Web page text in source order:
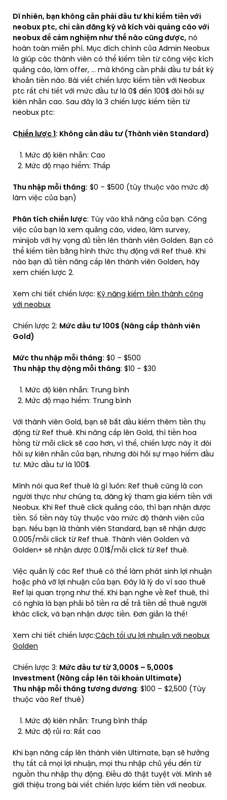
Dĩ nhiên, bạn không cần phải đầu tư khi kiếm tiền với
neobux ptc, chỉ cần đăng ký và kích vài quảng cáo với
neobux để cảm nghiệm như thế nào cũng được, nó
hoàn toàn miễn phí. Mục đích chính của Admin Neobux
là giúp các thành viên có thể kiếm tiền từ công việc kích
quảng cáo, làm offer, … mà không cần phải đầu tư bất kỳ
khoản tiền nào. Bài viết chiến lược kiếm tiền với Neobux
ptc rất chi tiết với mức đầu tư là 0$ đến 100$ đòi hỏi sự
kiên nhẫn cao. Sau đây là 3 chiến lược kiếm tiền từ
neobux ptc:
Chiến lược 1: Không cần đầu tư (Thành viên Standard)
Mức độ kiên nhẫn: Cao
Mức độ mạo hiểm: Thấp
Thu nhập mỗi tháng: $0 – $500 (tùy thuộc vào mức độ
làm việc của bạn)
Phân tích chiến lược: Tùy vào khả năng của bạn. Công
việc của bạn là xem quảng cáo, video, làm survey,
minijob với hy vọng đủ tiền lên thành viên Golden. Bạn có
thể kiếm tiền bằng hình thức thụ động với Ref thuê. Khi
nào bạn đủ tiền nâng cấp lên thành viên Golden, hãy
xem chiến lược 2.
Xem chi tiết chiến lược: Kỹ năng kiếm tiền thành công
với neobux
Chiến lược 2: Mức đầu tư 100$ (Nâng cấp thành viên
Gold)
Mức thu nhập mỗi tháng: $0 – $500
Thu nhập thụ động mỗi tháng: $10 – $30
Mức độ kiên nhẫn: Trung bình
Mức độ mạo hiểm: Trung bình
Với thành viên Gold, bạn sẽ bắt đầu kiếm thêm tiền thụ
động từ Ref thuê. Khi nâng cấp lên Gold, thì tiền hoa
hồng từ mỗi click sẽ cao hơn, vì thế, chiến lược này ít đòi
hỏi sự kiên nhẫn của bạn, nhưng đòi hỏi sự mạo hiểm đầu
tư. Mức đầu tư là 100$.
Mình nói qua Ref thuê là gì luôn: Ref thuê cũng là con
người thực như chúng ta, đăng ký tham gia kiếm tiền với
Neobux. Khi Ref thuê click quảng cáo, thì bạn nhận được
tiền. Số tiền này tùy thuộc vào mức độ thành viên của
bạn. Nếu bạn là thành viên Standard, bạn sẽ nhận được
0.005/mỗi click từ Ref thuê. Thành viên Golden và
Golden+ sẽ nhận được 0.01$/mỗi click từ Ref thuê.
Việc quản lý các Ref thuê có thể làm phát sinh lợi nhuận
hoặc phá vỡ lợi nhuận của bạn. Đây là lý do vì sao thuê
Ref lại quan trọng như thế. Khi bạn nghe về Ref thuê, thì
có nghĩa là bạn phải bỏ tiền ra để trả tiền để thuê người
khác click, và bạn nhận được tiền. Đơn giản là thế!
Xem chi tiết chiến lược:Cách tối ưu lợi nhuận với neobux
Golden
Chiến lược 3: Mức đầu tư từ 3,000$ – 5,000$
Investment (Nâng cấp lên tài khoản Ultimate)
Thu nhập mỗi tháng tương đương: $100 – $2,500 (Tùy
thuộc vào Ref thuê)
Mức độ kiên nhẫn: Trung bình thấp
Mức độ rủi ro: Rất cao
Khi bạn nâng cấp lên thành viên Ultimate, bạn sẽ hưởng
thụ tất cả mọi lợi nhuận, mọi thu nhập chủ yếu đến từ
nguồn thu nhập thụ động. Điều đó thật tuyệt vời. Mình sẽ
giới thiệu trong bài viết chiến lược kiếm tiền với neobux.